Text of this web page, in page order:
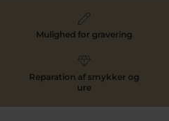
Mulighed for gravering
Reparation af smykker og
ure